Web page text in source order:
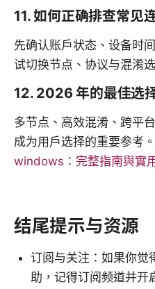
11. 如何正确排查常见
先确认账户状态、设备时
试切换节点、协议与混淆
12. 2026 年的最佳选
多节点、高效混淆、跨平
成为用户选择的重要参考。
windows：完整指南與實
结尾提示与资源
订阅与关注：如果你觉
助，记得订阅频道并开